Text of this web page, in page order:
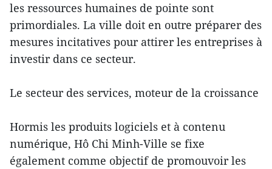
les ressources humaines de pointe sont
primordiales. La ville doit en outre préparer des
mesures incitatives pour attirer les entreprises à
investir dans ce secteur.
Le secteur des services, moteur de la croissance
Hormis les produits logiciels et à contenu
numérique, Hô Chi Minh-Ville se fixe
également comme objectif de promouvoir les